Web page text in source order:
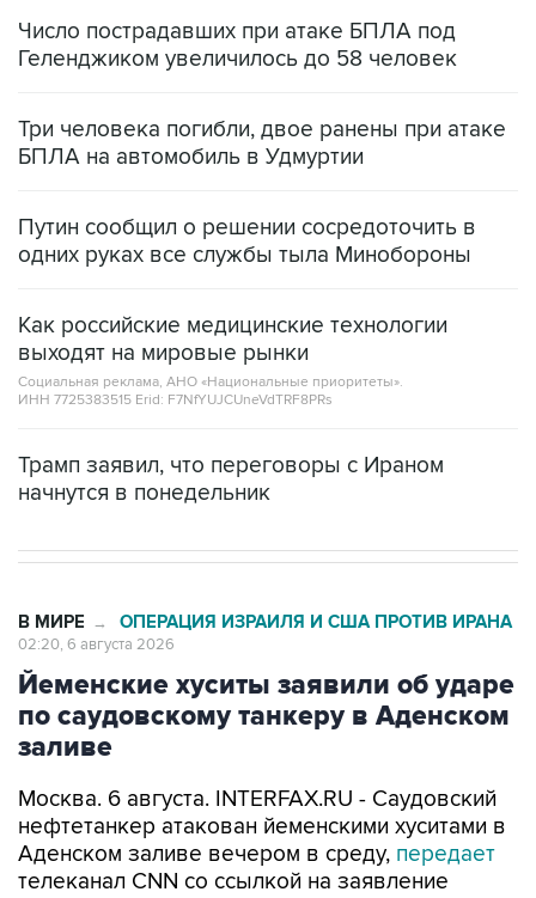
Число пострадавших при атаке БПЛА под
Геленджиком увеличилось до 58 человек
Три человека погибли, двое ранены при атаке
БПЛА на автомобиль в Удмуртии
Путин сообщил о решении сосредоточить в
одних руках все службы тыла Минобороны
Как российские медицинские технологии
выходят на мировые рынки
Социальная реклама, АНО «Национальные приоритеты».
ИНН 7725383515 Erid: F7NfYUJCUneVdTRF8PRs
Трамп заявил, что переговоры с Ираном
начнутся в понедельник
В МИРЕ → ОПЕРАЦИЯ ИЗРАИЛЯ И США ПРОТИВ ИРАНА
02:20, 6 августа 2026
Йеменские хуситы заявили об ударе
по саудовскому танкеру в Аденском
заливе
Москва. 6 августа. INTERFAX.RU - Саудовский
нефтетанкер атакован йеменскими хуситами в
Аденском заливе вечером в среду, передает
телеканал CNN со ссылкой на заявление